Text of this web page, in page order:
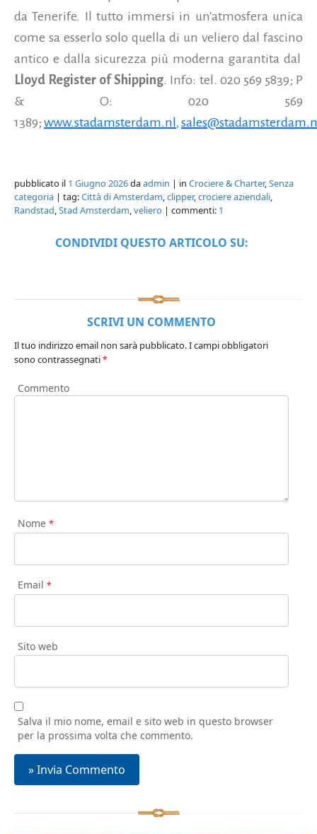
da Tenerife. Il tutto immersi in un'atmosfera unica
come sa esserlo solo quella di un veliero dal fascino
antico e dalla sicurezza più moderna garantita dal
Lloyd Register of Shipping. Info: tel. 020 569 5839; P
& O: 020 569
1389; www.stadamsterdam.nl,
pubblicato il 1 Giugno 2026daadmin | in Crociere & Charter,Senza
categoria | tag:Città di Amsterdam,clipper,crociere aziendali,
Randstad,Stad Amsterdam,veliero | commenti: 1
CONDIVIDI QUESTO ARTICOLO SU:
SCRIVI UN COMMENTO
Il tuo indirizzo email non sarà pubblicato.I campi obbligatori
sono contrassegnati*
Commento
Nome *
Email *
Sito web
Salva il mio nome, email e sito web in questo browser
per la prossima volta che commento.